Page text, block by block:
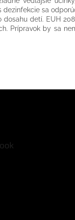
sa
detí. EUH
Prípravok by sa